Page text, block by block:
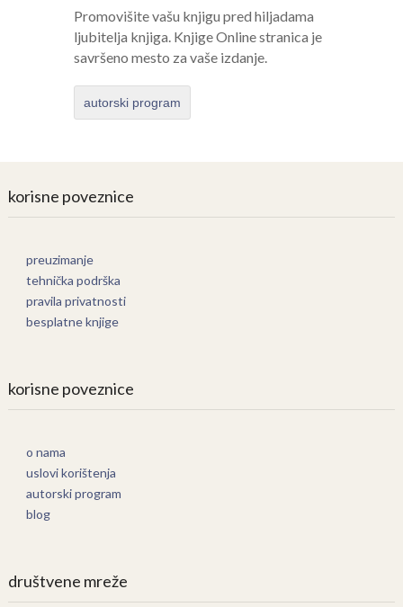
Promovišite vašu knjigu pred hiljadama
ljubitelja knjiga. Knjige Online stranica je
savršeno mesto za vaše izdanje.
autorski program
korisne poveznice
preuzimanje
tehnička podrška
pravila privatnosti
besplatne knjige
korisne poveznice
o nama
uslovi korištenja
autorski program
blog
društvene mreže